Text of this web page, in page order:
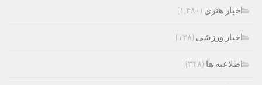
اخبار هنری (۱,۴۸۰)
اخبار ورزشی (۱۲۸)
اطلاعیه ها (۳۴۸)